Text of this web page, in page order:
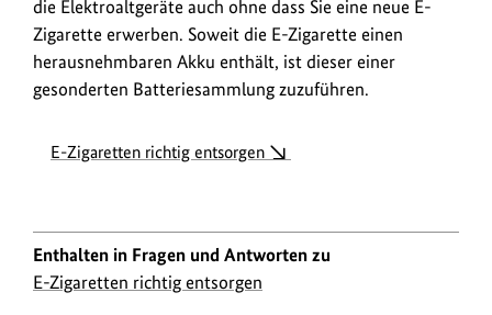
die Elektroaltgeräte auch ohne dass Sie eine neue E-
Zigarette erwerben. Soweit die E-Zigarette einen
herausnehmbaren Akku enthält, ist dieser einer
gesonderten Batteriesammlung zuzuführen.
E-Zigaretten richtig entsorgen
Enthalten in Fragen und Antworten zu
E-Zigaretten richtig entsorgen